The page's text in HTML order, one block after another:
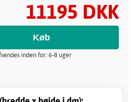
11195 DKK
inden for: 6-8 uger